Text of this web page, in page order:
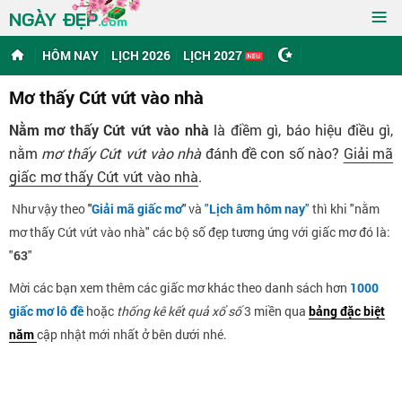
NGÀY ĐẸP.com ≡
HÔM NAY LỊCH 2026 LỊCH 2027
Mơ thấy Cứt vứt vào nhà
Nằm mơ thấy Cứt vứt vào nhà là điềm gì, báo hiệu điều gì,
nằm mơ thấy Cứt vứt vào nhàđánh đề con số nào? Giải mã
giấc mơ thấy Cứt vứt vào nhà.
Như vậy theo"Giải mã giấc mơ"và "Lịch âm hôm nay" thì khi "nằm
mơ thấy Cứt vứt vào nhà" các bộ số đẹp tương ứng với giấc mơ đó là:
"63"
Mời các bạn xem thêm các giấc mơ khác theo danh sách hơn 1000
giấc mơ lô đề hoặc thống kê kết quả xổ số3 miền qua bảng đặc biệt
nămcập nhật mới nhất ở bên dưới nhé.